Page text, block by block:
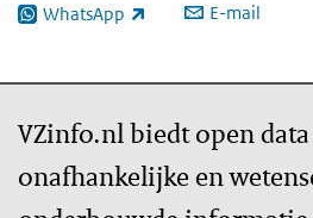
WhatsApp
(externe link) E-mail
VZinfo.nl biedt open
onafhankelijke en